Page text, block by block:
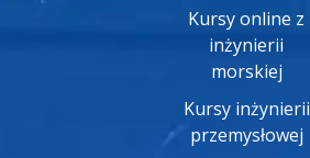
Kursy online z
inżynierii
morskiej
Kursy inżynierii
przemysłowej